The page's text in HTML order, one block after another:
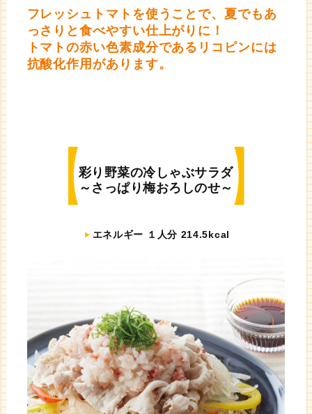
フレッシュトマトを使うことで、夏でもあ
っさりと食べやすい仕上がりに！
トマトの赤い色素成分であるリコピンには
抗酸化作用があります。
彩り野菜の冷しゃぶサラダ
～さっぱり梅おろしのせ～
エネルギー １人分 214.5kcal